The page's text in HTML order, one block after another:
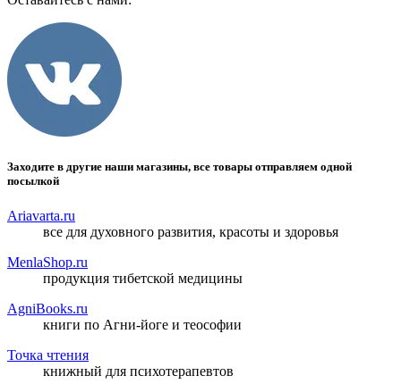
Заходите в другие наши магазины, все товары отправляем одной
посылкой
Ariavarta.ru
все для духовного развития, красоты и здоровья
MenlaShop.ru
продукция тибетской медицины
AgniBooks.ru
книги по Агни-йоге и теософии
Точка чтения
книжный для психотерапевтов